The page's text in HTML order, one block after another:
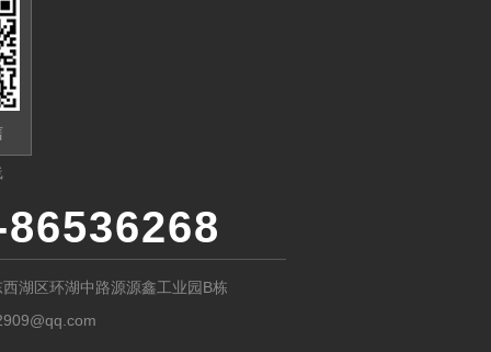
湖区环湖中路源源鑫工业园B栋